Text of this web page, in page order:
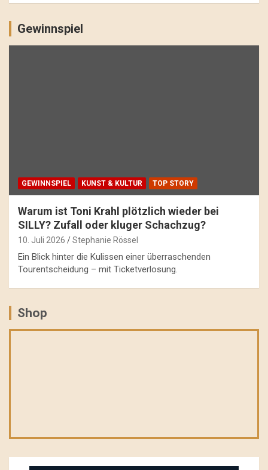
Gewinnspiel
GEWINNSPIEL KUNST & KULTUR TOP STORY
Warum ist Toni Krahl plötzlich wieder bei
SILLY? Zufall oder kluger Schachzug?
10. Juli 2026 Stephanie Rössel
Ein Blick hinter die Kulissen einer überraschenden
Tourentscheidung – mit Ticketverlosung.
Shop